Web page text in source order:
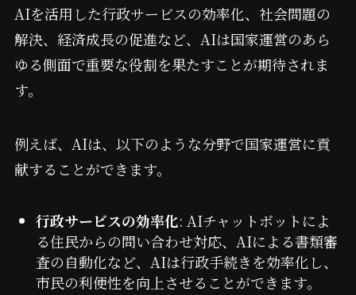
AIを活用した行政サービスの効率化、社会問題の
解決、経済成長の促進など、AIは国家運営のあら
ゆる側面で重要な役割を果たすことが期待されま
す。
例えば、AIは、以下のような分野で国家運営に貢
献することができます。
行政サービスの効率化: AIチャットボットによ
る住民からの問い合わせ対応、AIによる書類審
査の自動化など、AIは行政手続きを効率化し、
市民の利便性を向上させることができます。